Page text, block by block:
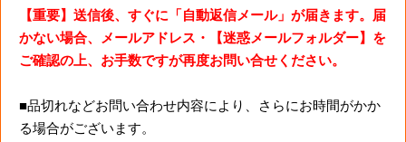
【重要】送信後、すぐに「自動返信メール」が届きます。届
かない場合、メールアドレス・【迷惑メールフォルダー】を
ご確認の上、お手数ですが再度お問い合せください。
■品切れなどお問い合わせ内容により、さらにお時間がかか
る場合がございます。